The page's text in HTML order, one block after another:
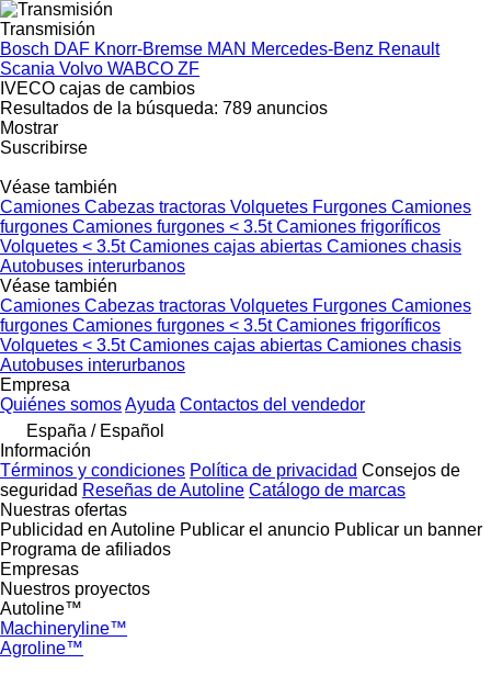
Transmisión
Bosch DAF Knorr-Bremse MAN Mercedes-Benz Renault
Scania Volvo WABCO ZF
IVECO cajas de cambios
Resultados de la búsqueda: 789 anuncios
Mostrar
Suscribirse
Véase también
Camiones Cabezas tractoras Volquetes Furgones Camiones
furgones Camiones furgones < 3.5tCamiones frigoríficos
Volquetes < 3.5tCamiones cajas abiertas Camiones chasis
Autobuses interurbanos
Véase también
Camiones Cabezas tractoras Volquetes Furgones Camiones
furgones Camiones furgones < 3.5tCamiones frigoríficos
Volquetes < 3.5tCamiones cajas abiertas Camiones chasis
Autobuses interurbanos
Empresa
Quiénes somosAyuda Contactos del vendedor
España / Español
Información
Términos y condiciones Política de privacidad Consejos de
seguridad Reseñas de Autoline Catálogo de marcas
Nuestras ofertas
Publicidad en Autoline Publicar el anuncio Publicar un banner
Programa de afiliados
Empresas
Nuestros proyectos
Autoline™
Machineryline™
Agroline™